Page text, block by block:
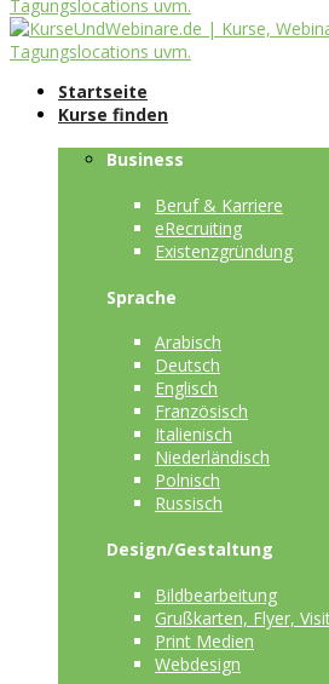
Startseite
Kurse finden
Business
Beruf & Karriere
eRecruiting
Existenzgründung
Sprache
Arabisch
Deutsch
Englisch
Französisch
Italienisch
Niederländisch
Polnisch
Russisch
Design/Gestaltung
Bildbearbeitung
Grußkarten, Flyer,
Print Medien
Webdesign